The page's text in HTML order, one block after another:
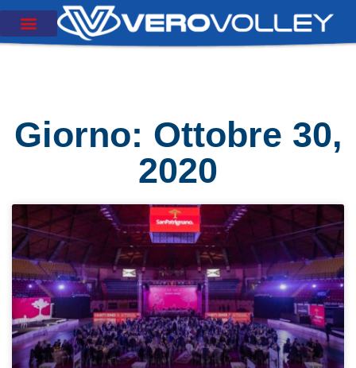
Giorno: Ottobre 30,
2020